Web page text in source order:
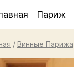
Париж
/ Винные Парижа